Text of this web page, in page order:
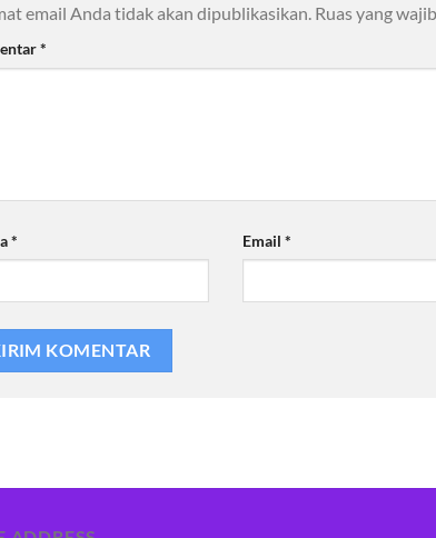
email Anda tidak akan dipublikasikan. Ruas yang
*
* Email*